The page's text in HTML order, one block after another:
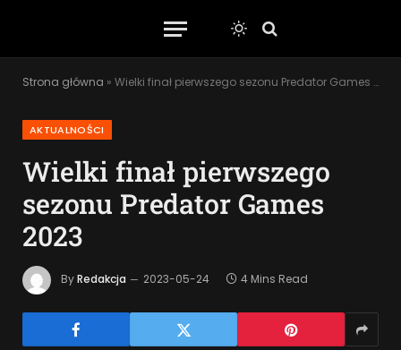
Strona główna » Wielki finał pierwszego sezonu Predator Games 2023
AKTUALNOŚCI
Wielki finał pierwszego
sezonu Predator Games
2023
ByRedakcja 2023-05-24 4 Mins Read